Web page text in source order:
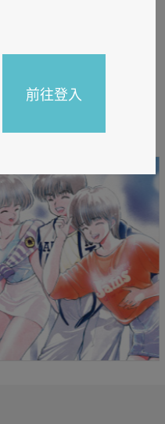
年
2026/06/20 - 2026/08/31
前往登入